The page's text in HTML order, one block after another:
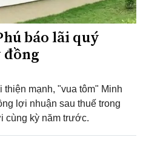
báo lãi quý
đồng
mạnh, "vua tôm" Minh
lợi nhuận sau thuế trong
cùng kỳ năm trước.